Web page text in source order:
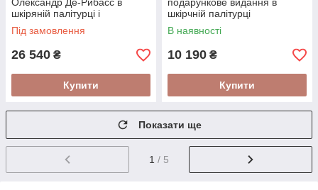
шкіряній палітурці і
подарунковому футлярі
Під замовлення
26 540 ₴
Купити
шкірчній палітурці
В наявності
10 190 ₴
Купити
Показати ще
1 / 5